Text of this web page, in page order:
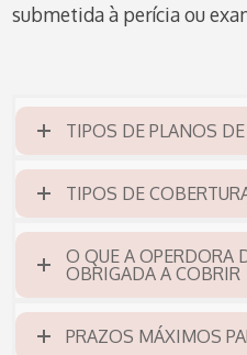
submetida à perícia ou
TIPOS DE PLANOS
TIPOS DE
O QUE A OPERDORA
OBRIGADA A COBRIR
PRAZOS MÁXIMOS